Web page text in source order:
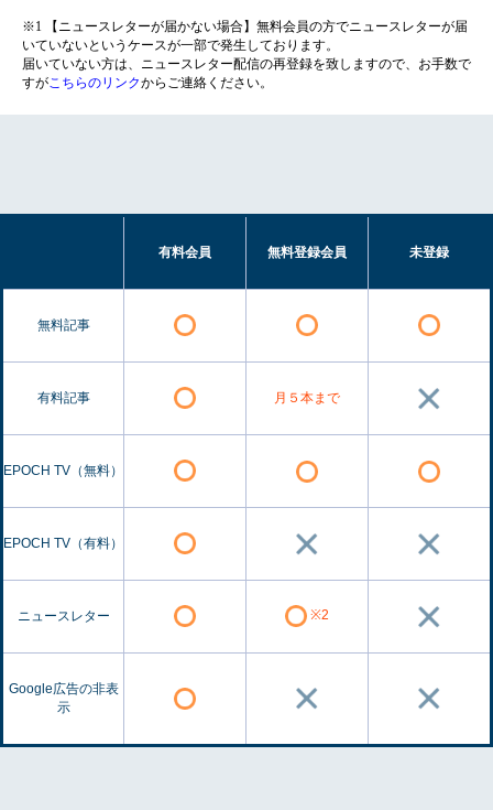
※1 【ニュースレターが届かない場合】無料会員の方でニュースレターが届
いていないというケースが一部で発生しております。
届いていない方は、ニュースレター配信の再登録を致しますので、お手数で
すがこちらのリンクからご連絡ください。
有料会員 無料登録会員 未登録
無料記事
有料記事 月５本まで
EPOCH TV（無料）
EPOCH TV（有料）
ニュースレター ※2
Google広告の非表
示